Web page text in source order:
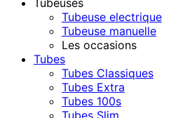
Tubeuse electrique
Tubeuse manuelle
Les occasions
Tubes
Tubes Classiques
Tubes Extra
Tubes 100s
Tubes Slim